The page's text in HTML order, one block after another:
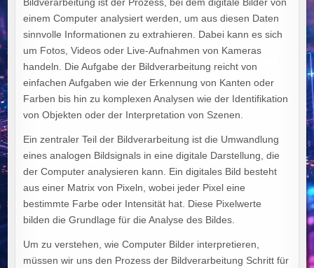
einem Computer analysiert werden, um aus diesen Daten
sinnvolle Informationen zu extrahieren. Dabei kann es sich
um Fotos, Videos oder Live-Aufnahmen von Kameras
handeln. Die Aufgabe der Bildverarbeitung reicht von
einfachen Aufgaben wie der Erkennung von Kanten oder
Farben bis hin zu komplexen Analysen wie der Identifikation
von Objekten oder der Interpretation von Szenen.
Ein zentraler Teil der Bildverarbeitung ist die Umwandlung
eines analogen Bildsignals in eine digitale Darstellung, die
der Computer analysieren kann. Ein digitales Bild besteht
aus einer Matrix von Pixeln, wobei jeder Pixel eine
bestimmte Farbe oder Intensität hat. Diese Pixelwerte
bilden die Grundlage für die Analyse des Bildes.
Um zu verstehen, wie Computer Bilder interpretieren,
müssen wir uns den Prozess der Bildverarbeitung Schritt für